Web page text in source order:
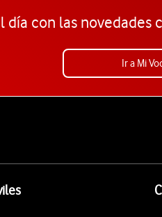
día con las novedades
Ir a Mi